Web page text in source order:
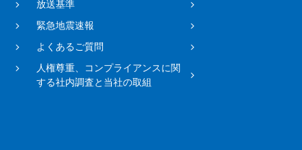
放送基準
緊急地震速報
よくあるご質問
人権尊重、コンプライアンスに関
する社内調査と当社の取組